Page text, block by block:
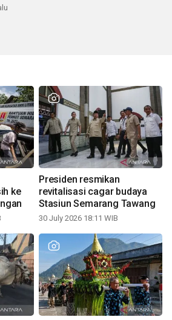
ke
Presiden resmikan
revitalisasi cagar budaya
Stasiun Semarang Tawang
30 July 2026 18:11 WIB